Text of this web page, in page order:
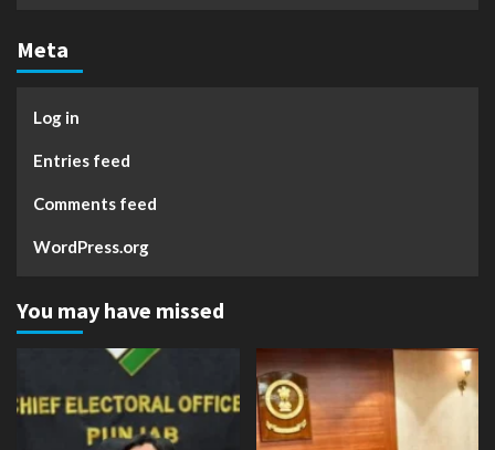
Meta
Log in
Entries feed
Comments feed
WordPress.org
You may have missed